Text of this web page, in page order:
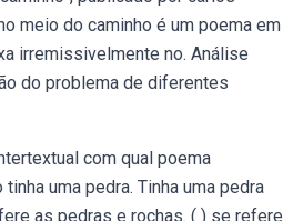
meio do caminho é um poema em
irremissivelmente no. Análise
do problema de diferentes
com qual poema
uma pedra. Tinha uma pedra
as pedras e rochas. ( ) se refere